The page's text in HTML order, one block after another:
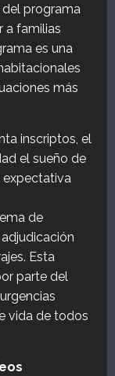
programa
a familias
es una
más
inscriptos, el
el sueño de
expectativa
de
Esta
parte del
vida de todos